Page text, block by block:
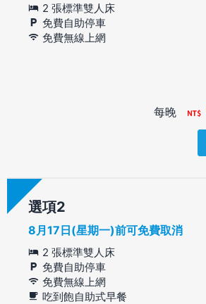
2 張標準雙人床
免費自助停車
免費無線上網
每晚
選項
8月17日(星期一)前可免費取消
2 張標準雙人床
免費自助停車
免費無線上網
吃到飽自助式早餐